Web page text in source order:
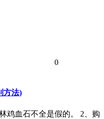
0
方法)
鸡血石不全是假的。 2、购